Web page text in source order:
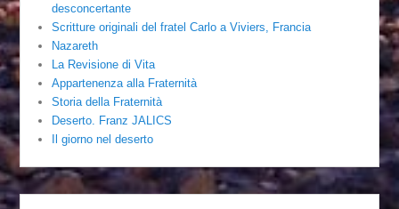
desconcertante
Scritture originali del fratel Carlo a Viviers, Francia
Nazareth
La Revisione di Vita
Appartenenza alla Fraternità
Storia della Fraternità
Deserto. Franz JALICS
Il giorno nel deserto